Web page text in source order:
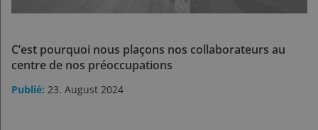
C’est pourquoi nous plaçons nos collaborateurs au
centre de nos préoccupations
23. August 2024